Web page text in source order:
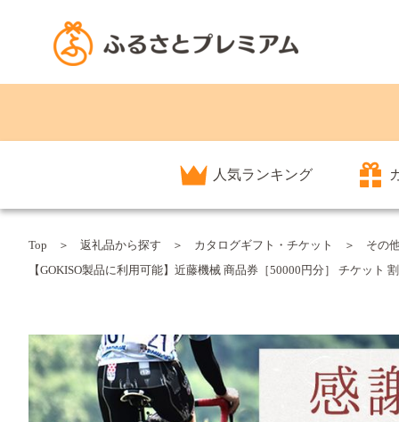
人気ランキング
Top 返礼品から探す カタログギフト・チケット
その
【GOKISO製品に利用可能】近藤機械 商品券［50000円分］ チケッ